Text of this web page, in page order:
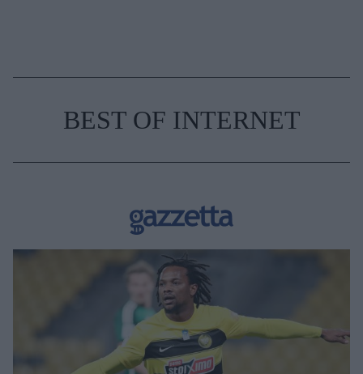
BEST OF INTERNET